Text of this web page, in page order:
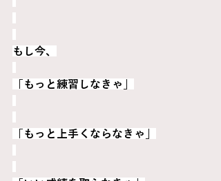
もし今、
「もっと練習しなきゃ」
「もっと上手くならなきゃ」